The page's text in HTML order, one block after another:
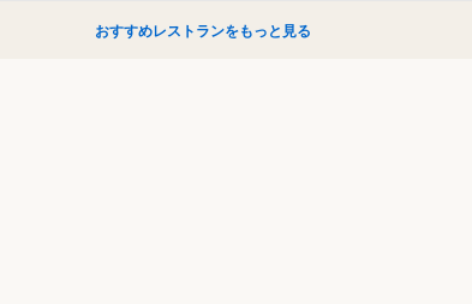
おすすめレストランをもっと見る